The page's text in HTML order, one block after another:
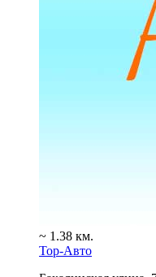
~ 1.38 км.
Тор-Авто